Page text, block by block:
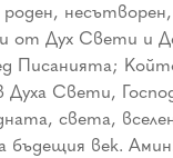
от Дух Свети и
Писанията;
Духа Свети,
света,
бъдещия век.